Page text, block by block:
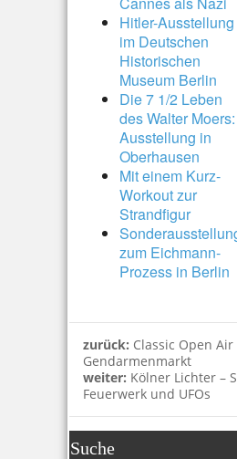
Hitler-Ausstellung
im Deutschen
Historischen
Museum Berlin
Die 7 1/2 Leben
des Walter Moers:
Ausstellung in
Oberhausen
Mit einem Kurz-
Workout zur
Strandfigur
zum Eichmann-
Prozess in Berlin
zurück: Classic Open
Gendarmenmarkt
weiter: Kölner Lichter –
Feuerwerk und UFOs
Suche